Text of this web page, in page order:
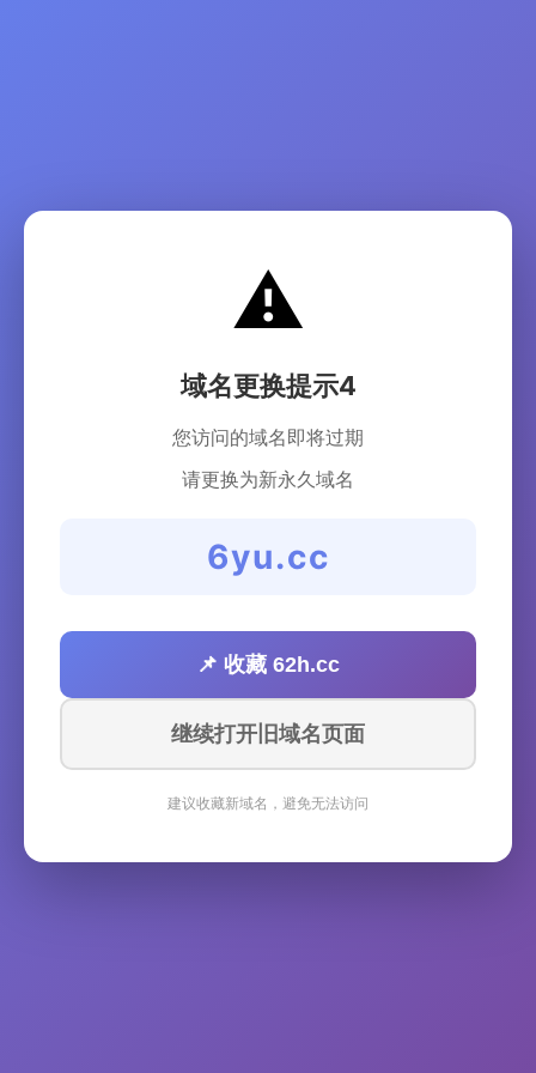
⚠️
域名更换提示4
您访问的域名即将过期
请更换为新永久域名
6yu.cc
📌 收藏 62h.cc
继续打开旧域名页面
建议收藏新域名，避免无法访问